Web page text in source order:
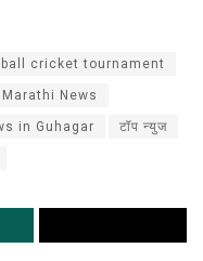
cricket tournament
News
in Guhagar टॉप न्युज